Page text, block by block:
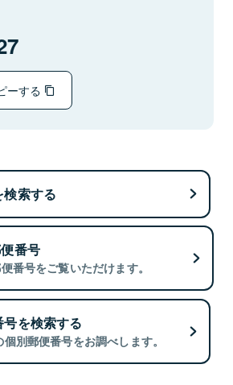
ーする
索する
番号
番号をご覧いただけます。
を検索する
別郵便番号をお調べします。